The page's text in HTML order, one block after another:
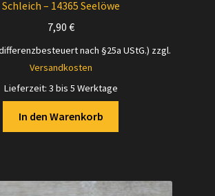
Schleich – 14365 Seelöwe
7,90 €
nach §25a UStG.) zzgl.
Versandkosten
Lieferzeit: 3 bis 5 Werktage
In den Warenkorb